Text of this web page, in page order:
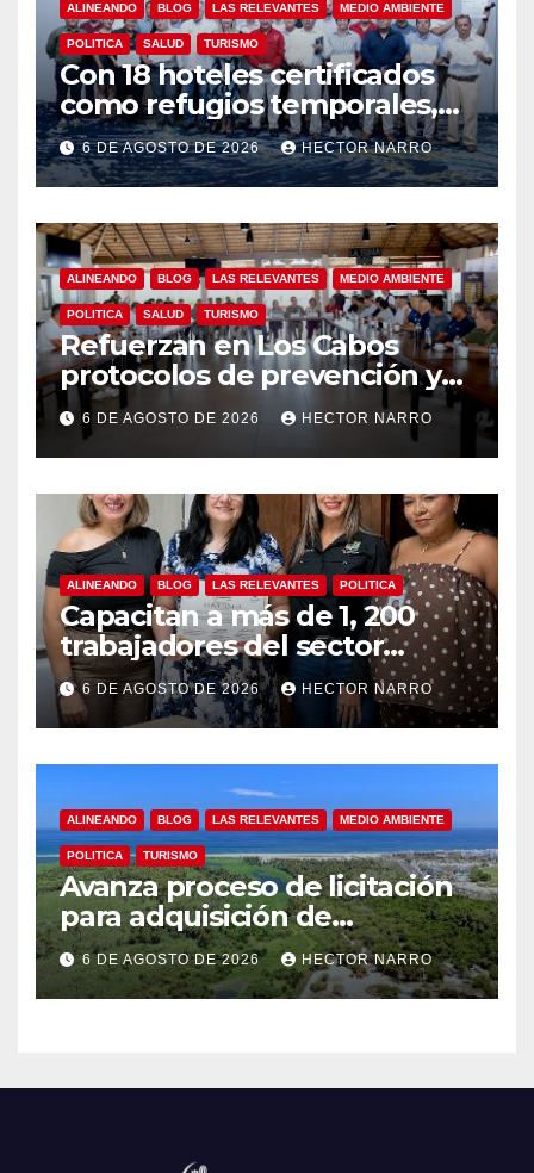
ALINEANDO BLOG LAS RELEVANTES MEDIO AMBIENTE
POLITICA SALUD TURISMO
Con 18 hoteles certificados
como refugios temporales,
Gobierno de Los Cabos
refuerza la prevención y
garantiza un destino seguro
6 DE AGOSTO DE 2026 HECTOR NARRO
ALINEANDO BLOG LAS RELEVANTES MEDIO AMBIENTE
POLITICA SALUD TURISMO
Refuerzan en Los Cabos
protocolos de prevención y
rescate en playas ante oleaje
y temporada de ciclones
6 DE AGOSTO DE 2026 HECTOR NARRO
ALINEANDO BLOG LAS RELEVANTES POLITICA
Capacitan a más de 1, 200
trabajadores del sector
hotelero en derechos
humanos y respeto laboral
en Los Cabos
6 DE AGOSTO DE 2026 HECTOR NARRO
ALINEANDO BLOG LAS RELEVANTES MEDIO AMBIENTE
POLITICA TURISMO
Avanza proceso de licitación
para adquisición de
maquinaria del Plan de
Regeneración del Estero
Josefino
6 DE AGOSTO DE 2026 HECTOR NARRO